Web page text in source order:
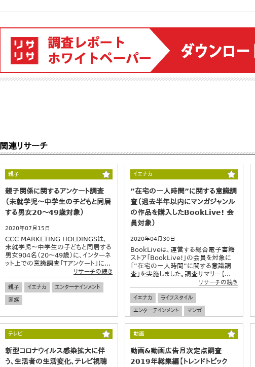
関連リサーチ
親子
親子関係に関するアンケート調査
（未就学児～中学生の子どもと同居
する男女20～49歳対象）
2020年07月15日
CCC MARKETING HOLDINGSは、
未就学児～中学生の子どもと同居する
男女904名（20～49歳）に、インターネ
ット上での意識調査「Tアンケート」に...
リサーチの続き
親子 イエナカ
エンターテインメント
家族
イエナカ
”在宅の一人時間”に関する意識調
査（過去半年以内にマンガジャンル
の作品を購入したBookLive! 会
員対象）
2020年04月30日
BookLiveは、運営する総合電子書籍
ストア「BookLive!」の会員を対象に
「”在宅の一人時間”に関する意識調
査」を実施しました。調査サマリー【...
リサーチの続き
イエナカ
ライフスタイル
エンターテインメント
マンガ
テレビ
新型コロナウイルス感染拡大に伴
う、生活者の生活変化、テレビ視聴
動画
動画&動画広告月次定点調査
2019年総集編【トレンドトピック